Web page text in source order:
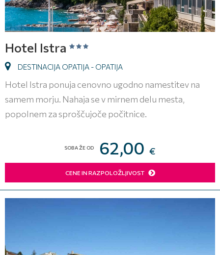
Hotel Istra
DESTINACIJA OPATIJA - OPATIJA
Hotel Istra ponuja cenovno ugodno namestitev na
samem morju. Nahaja se v mirnem delu mesta,
popolnem za sproščujoče počitnice.
SOBA ŽE OD 62,00 €
CENE IN RAZPOLOŽLJIVOST